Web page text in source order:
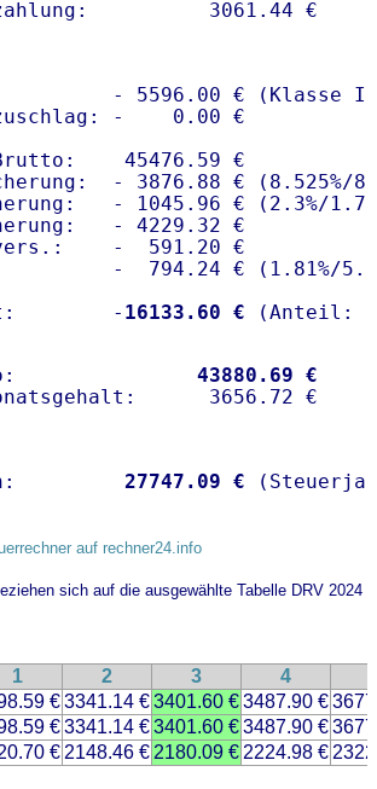
- 5596.00 € (Klasse I)
-    0.00 €
45476.59 €
- 3876.88 € (8.525%/
- 1045.96 € (2.3%/
- 4229.32 €
-  591.20 €
-  794.24 € ( 1.81%/
- 16133.60 €
Brutto: 43880.69 €
27747.09 €
auf rechner24.info
sich auf die ausgewählte Tabelle DRV 2024
1 2 3 4
€3341.14 €3401.60 €3487.90 €
€3341.14 €3401.60 €3487.90 €
€ 2148.46 € 2180.09 € 2224.98 €